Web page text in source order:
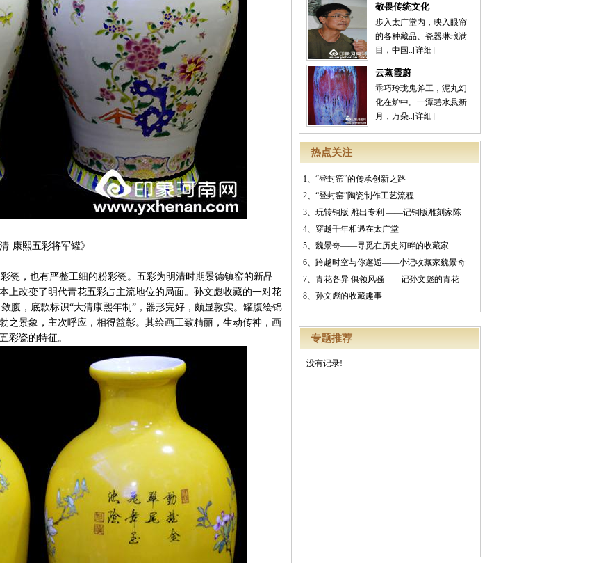
敬畏传统文化
步入太广堂内，映入眼帘
的各种藏品、瓷器琳琅满
目，中国..[详细]
云蒸霞蔚——
乖巧玲珑鬼斧工，泥丸幻
化在炉中。一潭碧水悬新
月，万朵..[详细]
热点关注
1、 “登封窑”的传承创新之路
2、 “登封窑”陶瓷制作工艺流程
3、 玩转铜版 雕出专利 ——记铜版雕刻家陈
4、 穿越千年相遇在太广堂
5、 魏景奇——寻觅在历史河畔的收藏家
6、 跨越时空与你邂逅——小记收藏家魏景奇
7、 青花各异 俱领风骚——记孙文彪的青花
8、 孙文彪的收藏趣事
专题推荐
没有记录!
清·康熙五彩将军罐》
瓷，也有严整工细的粉彩瓷。五彩为明清时期景德镇窑的新品
上改变了明代青花五彩占主流地位的局面。孙文彪收藏的一对花
腹，底款标识“大清康熙年制”，器形完好，颇显敦实。罐腹绘锦
之景象，主次呼应，相得益彰。其绘画工致精丽，生动传神，画
彩瓷的特征。